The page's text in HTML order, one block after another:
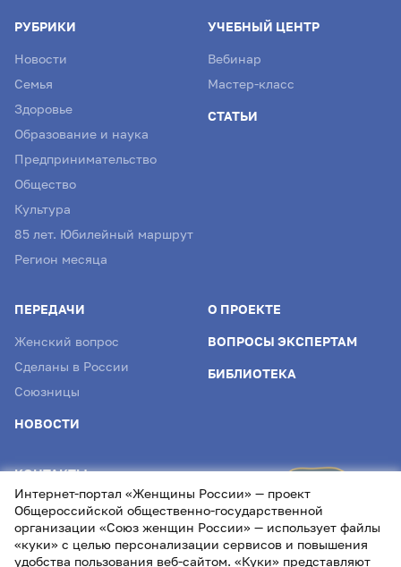
РУБРИКИ
Новости
Семья
Здоровье
Образование и наука
Предпринимательство
Общество
Культура
85 лет. Юбилейный маршрут
Регион месяца
УЧЕБНЫЙ ЦЕНТР
Вебинар
Мастер-класс
СТАТЬИ
ПЕРЕДАЧИ
Женский вопрос
Сделаны в России
Союзницы
НОВОСТИ
О ПРОЕКТЕ
ВОПРОСЫ ЭКСПЕРТАМ
БИБЛИОТЕКА
КОНТАКТЫ
info@womenofrussia.online
Интернет-портал «Женщины России» — проект
Общероссийской общественно-государственной
организации «Союз женщин России» — использует файлы
«куки» с целью персонализации сервисов и повышения
удобства пользования веб-сайтом. «Куки» представляют